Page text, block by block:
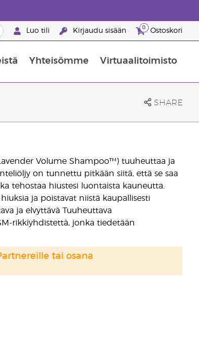
Luo tili Kirjaudu sisään 0 Ostoskori
Yhteisömme Virtuaalitoimisto
SHARE
Volume Shampoo™) tuuheuttaa ja
on tunnettu pitkään siitä, että se saa
tehostaa hiustesi luontaista kauneutta.
ja poistavat niistä kaupallisesti
ja elvyttävä Tuuheuttava
rikkiyhdistettä, jonka tiedetään
tai osana